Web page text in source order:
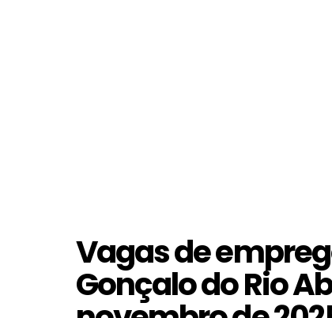
Vagas de
Gonçalo do Rio